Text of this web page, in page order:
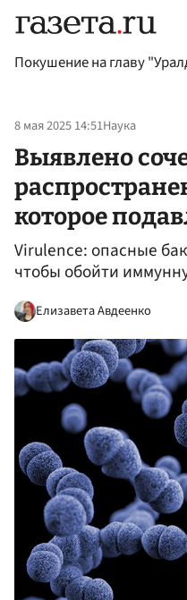
Покушение на главу
8 мая 2025 14:51Наука
Выявлено
которое
Virulence: опасные
чтобы обойти
Елизавета Авдеенко